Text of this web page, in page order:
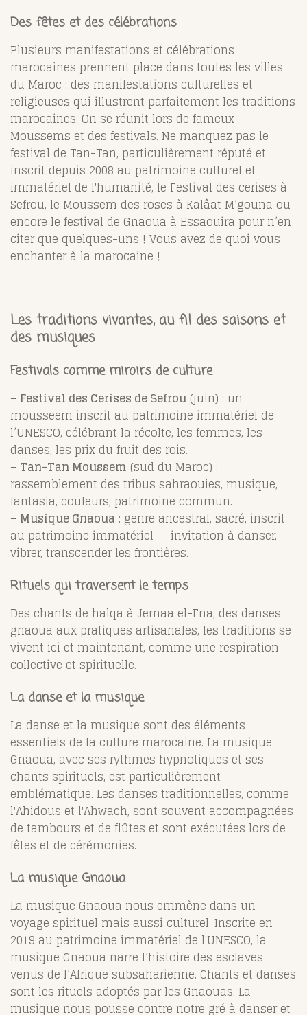
Des fêtes et des célébrations
Plusieurs manifestations et célébrations
marocaines prennent place dans toutes les villes
du Maroc : des manifestations culturelles et
religieuses qui illustrent parfaitement les traditions
marocaines. On se réunit lors de fameux
Moussems et des festivals. Ne manquez pas le
festival de Tan-Tan, particulièrement réputé et
inscrit depuis 2008 au patrimoine culturel et
immatériel de l'humanité, le Festival des cerises à
Sefrou, le Moussem des roses à Kalâat M’gouna ou
encore le festival de Gnaoua à Essaouira pour n’en
citer que quelques-uns ! Vous avez de quoi vous
enchanter à la marocaine !
Les traditions vivantes, au fil des saisons et
des musiques
Festivals comme miroirs de culture
– Festival des Cerises de Sefrou (juin) : un
mousseem inscrit au patrimoine immatériel de
l’UNESCO, célébrant la récolte, les femmes, les
danses, les prix du fruit des rois.
– Tan-Tan Moussem (sud du Maroc) :
rassemblement des tribus sahraouies, musique,
fantasia, couleurs, patrimoine commun.
– Musique Gnaoua : genre ancestral, sacré, inscrit
au patrimoine immatériel — invitation à danser,
vibrer, transcender les frontières.
Rituels qui traversent le temps
Des chants de halqa à Jemaa el-Fna, des danses
gnaoua aux pratiques artisanales, les traditions se
vivent ici et maintenant, comme une respiration
collective et spirituelle.
La danse et la musique
La danse et la musique sont des éléments
essentiels de la culture marocaine. La musique
Gnaoua, avec ses rythmes hypnotiques et ses
chants spirituels, est particulièrement
emblématique. Les danses traditionnelles, comme
l'Ahidous et l'Ahwach, sont souvent accompagnées
de tambours et de flûtes et sont exécutées lors de
fêtes et de cérémonies.
La musique Gnaoua
La musique Gnaoua nous emmène dans un
voyage spirituel mais aussi culturel. Inscrite en
2019 au patrimoine immatériel de l'UNESCO, la
musique Gnaoua narre l’histoire des esclaves
venus de l’Afrique subsaharienne. Chants et danses
sont les rituels adoptés par les Gnaouas. La
musique nous pousse contre notre gré à danser et